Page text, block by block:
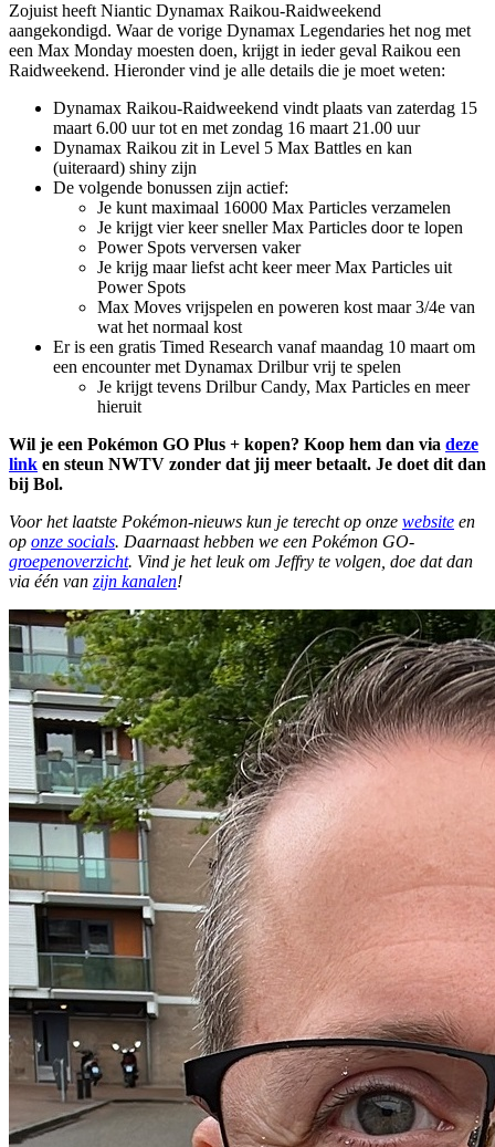
Zojuist heeft Niantic Dynamax Raikou-Raidweekend
aangekondigd. Waar de vorige Dynamax Legendaries het nog met
een Max Monday moesten doen, krijgt in ieder geval Raikou een
Raidweekend. Hieronder vind je alle details die je moet weten:
Dynamax Raikou-Raidweekend vindt plaats van zaterdag 15
maart 6.00 uur tot en met zondag 16 maart 21.00 uur
Dynamax Raikou zit in Level 5 Max Battles en kan
(uiteraard) shiny zijn
De volgende bonussen zijn actief:
Je kunt maximaal 16000 Max Particles verzamelen
Je krijgt vier keer sneller Max Particles door te lopen
Power Spots verversen vaker
Je krijg maar liefst acht keer meer Max Particles uit
Power Spots
Max Moves vrijspelen en poweren kost maar 3/4e van
wat het normaal kost
Er is een gratis Timed Research vanaf maandag 10 maart om
een encounter met Dynamax Drilbur vrij te spelen
Je krijgt tevens Drilbur Candy, Max Particles en meer
hieruit
Wil je een Pokémon GO Plus + kopen? Koop hem dan via deze
link en steun NWTV zonder dat jij meer betaalt. Je doet dit dan
bij Bol.
Voor het laatste Pokémon-nieuws kun je terecht op onze website en
op onze socials. Daarnaast hebben we een Pokémon GO-
groepenoverzicht. Vind je het leuk om Jeffry te volgen, doe dat dan
via één van zijn kanalen!